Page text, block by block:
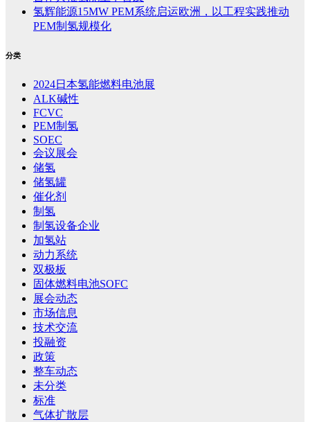
氢辉能源15MW PEM系统启运欧洲，以工程实践推动
PEM制氢规模化
分类
2024日本氢能燃料电池展
ALK碱性
FCVC
PEM制氢
SOEC
会议展会
储氢
储氢罐
催化剂
制氢
制氢设备企业
加氢站
动力系统
双极板
固体燃料电池SOFC
展会动态
市场信息
技术交流
投融资
政策
整车动态
未分类
标准
气体扩散层